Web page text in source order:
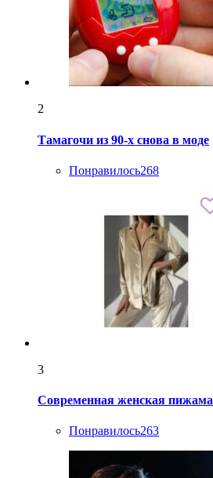
2
Тамагочи из 90-х снова в моде
Понравилось268
3
Современная женская пижама
Понравилось263